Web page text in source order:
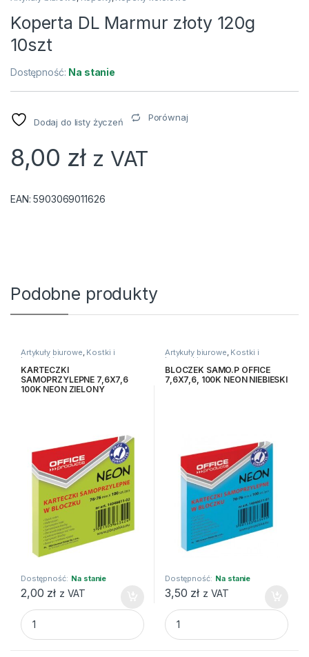
Koperta DL Marmur złoty 120g
10szt
Dostępność: Na stanie
Dodaj do listy życzeń Porównaj
8,00 zł z VAT
EAN:5903069011626
Podobne produkty
Artykuły biurowe, Kostki i
karteczki
KARTECZKI
SAMOPRZYLEPNE 7,6X7,6
100K NEON ZIELONY
Dostępność: Na stanie
2,00 zł z VAT
KARTECZKI SAMOPRZYLEPNE 7,6X7,6 100K NEON
Artykuły biurowe, Kostki i
karteczki
BLOCZEK SAMO.P OFFICE
7,6X7,6, 100K NEON NIEBIESKI
Dostępność: Na stanie
3,50 zł z VAT
BLOCZEK SAMO.P OFFICE